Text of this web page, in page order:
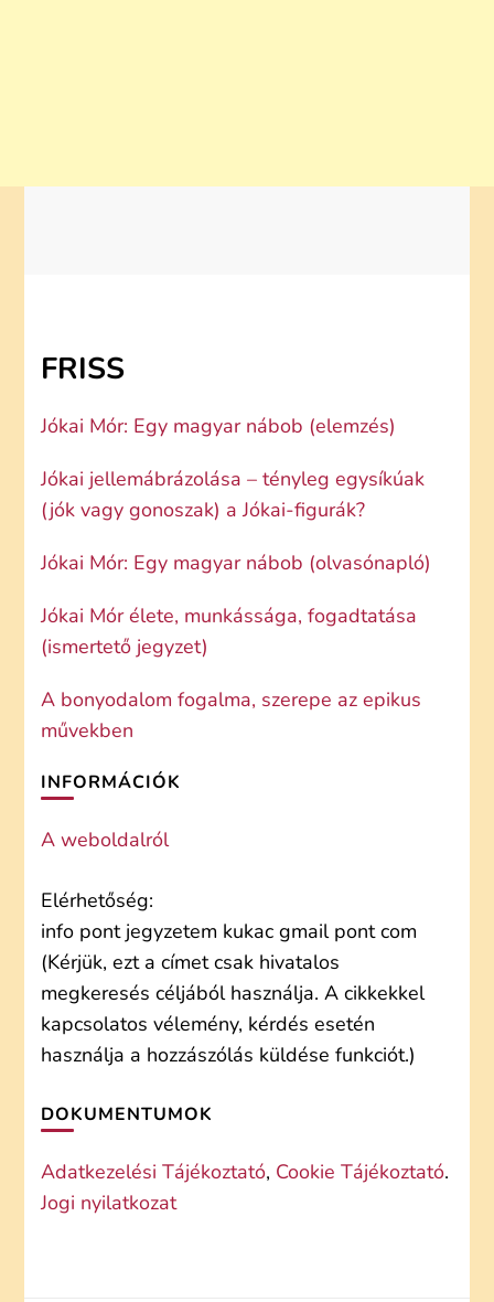
FRISS
Jókai Mór: Egy magyar nábob (elemzés)
Jókai jellemábrázolása – tényleg egysíkúak
(jók vagy gonoszak) a Jókai-figurák?
Jókai Mór: Egy magyar nábob (olvasónapló)
Jókai Mór élete, munkássága, fogadtatása
(ismertető jegyzet)
A bonyodalom fogalma, szerepe az epikus
művekben
INFORMÁCIÓK
A weboldalról
Elérhetőség:
info pont jegyzetem kukac gmail pont com
(Kérjük, ezt a címet csak hivatalos
megkeresés céljából használja. A cikkekkel
kapcsolatos vélemény, kérdés esetén
használja a hozzászólás küldése funkciót.)
DOKUMENTUMOK
Adatkezelési Tájékoztató, Cookie Tájékoztató.
Jogi nyilatkozat